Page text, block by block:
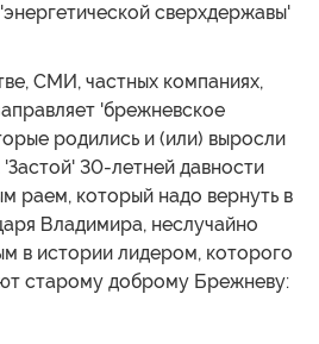
сверхдержавы'
СМИ, частных компаниях,
'брежневское
родились и (или) выросли
30-летней давности
раем, который надо вернуть в
Владимира, неслучайно
в истории лидером, которого
старому доброму Брежневу: